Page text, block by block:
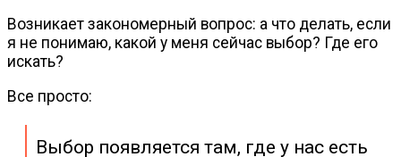
Возникает закономерный вопрос: а что делать, если
я не понимаю, какой у меня сейчас выбор? Где его
искать?
Все просто:
Выбор появляется там, где у нас есть